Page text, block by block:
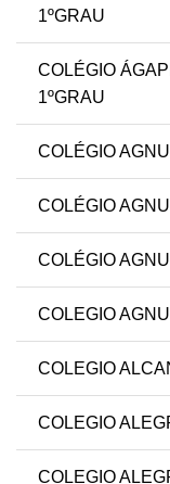
1ºGRAU
COLÉGIO
1ºGRAU
COLÉGIO
COLÉGIO
COLÉGIO
COLEGIO
COLEGIO
COLEGIO
COLEGIO